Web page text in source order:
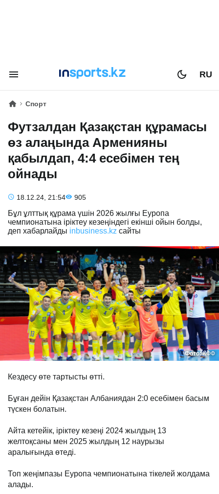
RU
Спорт
Футзалдан Қазақстан құрамасы
өз алаңында Арменияны
қабылдап, 4:4 есебімен тең
ойнады
18.12.24, 21:54 905
Бұл ұлттық құрама үшін 2026 жылғы Еуропа
чемпионатына іріктеу кезеңіндегі екінші ойын болды,
деп хабарлайды inbusiness.kz сайты
Фото:КФФ
Кездесу өте тартысты өтті.
Бұған дейін Қазақстан Албаниядан 2:0 есебімен басым
түскен болатын.
Айта кетейік, іріктеу кезеңі 2024 жылдың 13
желтоқсаны мен 2025 жылдың 12 наурызы
аралығында өтеді.
Топ жеңімпазы Еуропа чемпионатына тікелей жолдама
алады.